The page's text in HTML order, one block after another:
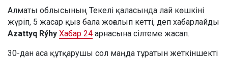
Алматы облысының Текелі қаласында лай көшкіні
жүріп, 5 жасар қыз бала жоғалып кетті, деп хабарлайды
Azattyq Rýhy Хабар 24 арнасына сілтеме жасап.
30-дан аса құтқарушы сол маңда тұратын жеткіншекті